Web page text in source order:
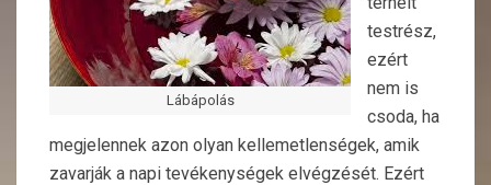
Lábápolás
testrész,
ezért
nem is
csoda, ha
megjelennek azon olyan kellemetlenségek, amik
zavarják a napi tevékenységek elvégzését. Ezért